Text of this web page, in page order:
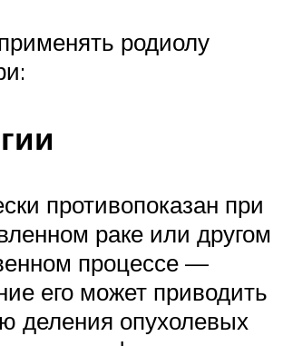
родиолу
противопоказан при
раке или другом
процессе —
его может приводить
деления опухолевых